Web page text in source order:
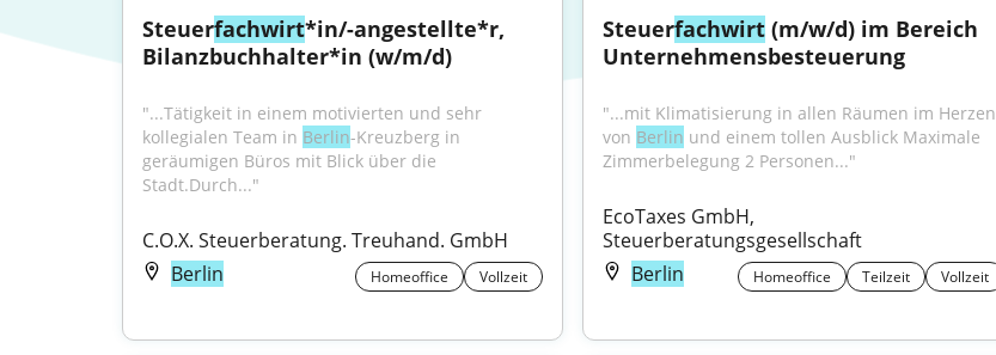
Steuerfachwirt*in/-angestellte*r,
Bilanzbuchhalter*in (w/m/d)
"...Tätigkeit in einem motivierten und sehr
kollegialen Team in Berlin-Kreuzberg in
geräumigen Büros mit Blick über die
Stadt.Durch..."
C.O.X. Steuerberatung. Treuhand. GmbH
Berlin
Homeoffice Vollzeit
Steuerfachwirt (m/w/d) im Bereich
Unternehmensbesteuerung
"...mit Klimatisierung in allen Räumen im Herzen
von Berlin und einem tollen Ausblick Maximale
Zimmerbelegung 2 Personen..."
EcoTaxes GmbH,
Steuerberatungsgesellschaft
Berlin
Homeoffice Teilzeit Vollzeit